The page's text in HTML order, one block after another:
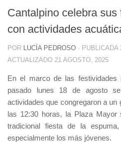
Cantalpino celebra
con actividades
POR LUCÍA PEDROSO · PUBLICADA
ACTUALIZADO 21 AGOSTO, 2025
En el marco de las festividades
pasado lunes 18 de agosto
actividades que congregaron a un
las 12:30 horas, la Plaza
tradicional fiesta de la
especialmente los más jóvenes.